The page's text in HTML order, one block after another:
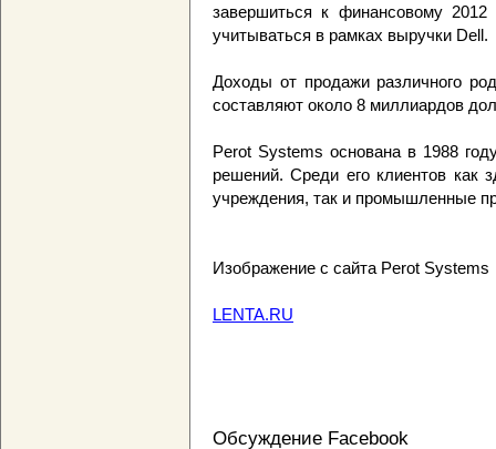
завершиться к финансовому
учитываться в рамках выручки Dell.
Доходы от продажи различного
составляют около 8 миллиардов
Perot Systems основана в 1988
решений. Среди его клиентов как
учреждения, так и промышленные
Изображение с сайта Perot Systems
LENTA.RU
Обсуждение Facebook